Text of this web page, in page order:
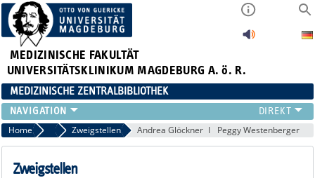
MEDIZINISCHE FAKULTÄT
UNIVERSITÄTSKLINIKUM MAGDEBURG A. ö. R.
MEDIZINISCHE ZENTRALBIBLIOTHEK
LITERATURSUCHE
SERVICE
INFORMATIONSKOMPETENZ
Home Ansprechpartner*innen
Zweigstellen Andrea Glöckner Peggy Westenberger
Zweigstellen